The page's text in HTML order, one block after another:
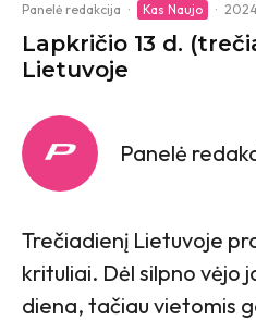
Panelė redakcija · Kas Naujo ·
Lapkričio 13 d.
Lietuvoje
Panelė
Trečiadienį Lietuvoje
krituliai. Dėl silpno vėjo
diena, tačiau vietomis